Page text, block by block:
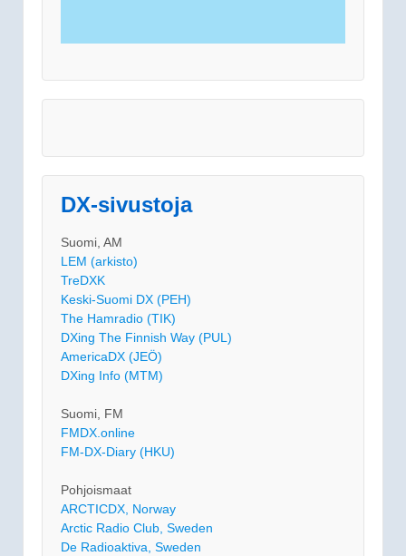
DX-sivustoja
Suomi, AM
LEM (arkisto)
TreDXK
Keski-Suomi DX (PEH)
The Hamradio (TIK)
DXing The Finnish Way (PUL)
AmericaDX (JEÖ)
DXing Info (MTM)
Suomi, FM
FMDX.online
FM-DX-Diary (HKU)
Pohjoismaat
ARCTICDX, Norway
Arctic Radio Club, Sweden
De Radioaktiva, Sweden